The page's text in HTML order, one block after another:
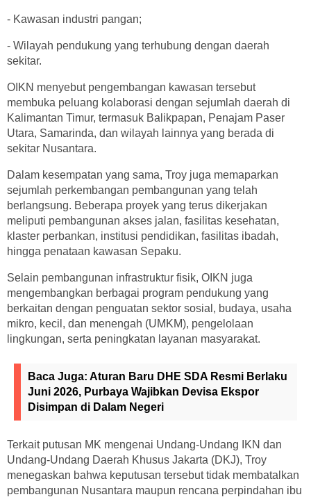
- Kawasan industri pangan;
- Wilayah pendukung yang terhubung dengan daerah
sekitar.
OIKN menyebut pengembangan kawasan tersebut
membuka peluang kolaborasi dengan sejumlah daerah di
Kalimantan Timur, termasuk Balikpapan, Penajam Paser
Utara, Samarinda, dan wilayah lainnya yang berada di
sekitar Nusantara.
Dalam kesempatan yang sama, Troy juga memaparkan
sejumlah perkembangan pembangunan yang telah
berlangsung. Beberapa proyek yang terus dikerjakan
meliputi pembangunan akses jalan, fasilitas kesehatan,
klaster perbankan, institusi pendidikan, fasilitas ibadah,
hingga penataan kawasan Sepaku.
Selain pembangunan infrastruktur fisik, OIKN juga
mengembangkan berbagai program pendukung yang
berkaitan dengan penguatan sektor sosial, budaya, usaha
mikro, kecil, dan menengah (UMKM), pengelolaan
lingkungan, serta peningkatan layanan masyarakat.
Baca Juga: Aturan Baru DHE SDA Resmi Berlaku
Juni 2026, Purbaya Wajibkan Devisa Ekspor
Disimpan di Dalam Negeri
Terkait putusan MK mengenai Undang-Undang IKN dan
Undang-Undang Daerah Khusus Jakarta (DKJ), Troy
menegaskan bahwa keputusan tersebut tidak membatalkan
pembangunan Nusantara maupun rencana perpindahan ibu